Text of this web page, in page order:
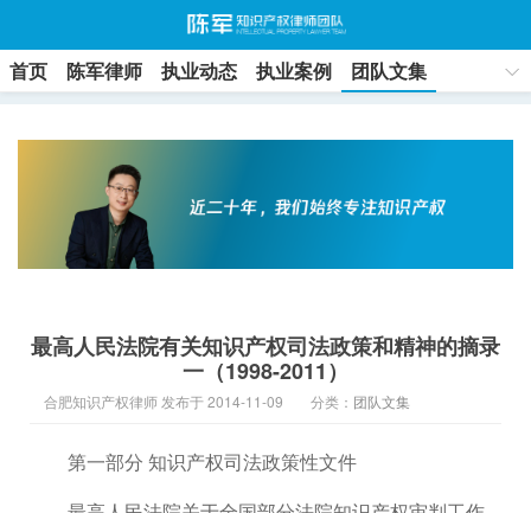
首页 陈军律师 执业动态 执业案例
团队文集
最高人民法院有关知识产权司法政策和精神的摘录
一（1998-2011）
合肥知识产权律师 发布于 2014-11-09 分类： 团队文集
第一部分 知识产权司法政策性文件